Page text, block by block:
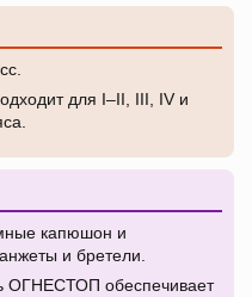
для I–II, III, IV и
капюшон и
и бретели.
ОГНЕСТОП обеспечивает